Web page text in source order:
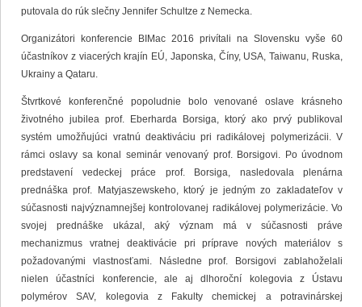
putovala do rúk slečny Jennifer Schultze z Nemecka.
Organizátori konferencie BIMac 2016 privítali na Slovensku vyše 60
účastníkov z viacerých krajín EÚ, Japonska, Číny, USA, Taiwanu, Ruska,
Ukrainy a Qataru.
Štvrtkové konferenčné popoludnie bolo venované oslave krásneho
životného jubilea prof. Eberharda Borsiga, ktorý ako prvý publikoval
systém umožňujúci vratnú deaktiváciu pri radikálovej polymerizácii. V
rámci oslavy sa konal seminár venovaný prof. Borsigovi. Po úvodnom
predstavení vedeckej práce prof. Borsiga, nasledovala plenárna
prednáška prof. Matyjaszewskeho, ktorý je jedným zo zakladateľov v
súčasnosti najvýznamnejšej kontrolovanej radikálovej polymerizácie. Vo
svojej prednáške ukázal, aký význam má v súčasnosti práve
mechanizmus vratnej deaktivácie pri príprave nových materiálov s
požadovanými vlastnosťami. Následne prof. Borsigovi zablahoželali
nielen účastníci konferencie, ale aj dlhoroční kolegovia z Ústavu
polymérov SAV, kolegovia z Fakulty chemickej a potravinárskej